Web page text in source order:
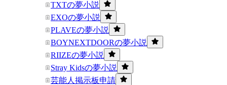
TXTの夢小説
EXOの夢小説
PLAVEの夢小説
BOYNEXTDOORの夢小説
RIIZEの夢小説
Stray Kidsの夢小説
芸能人掲示板申請